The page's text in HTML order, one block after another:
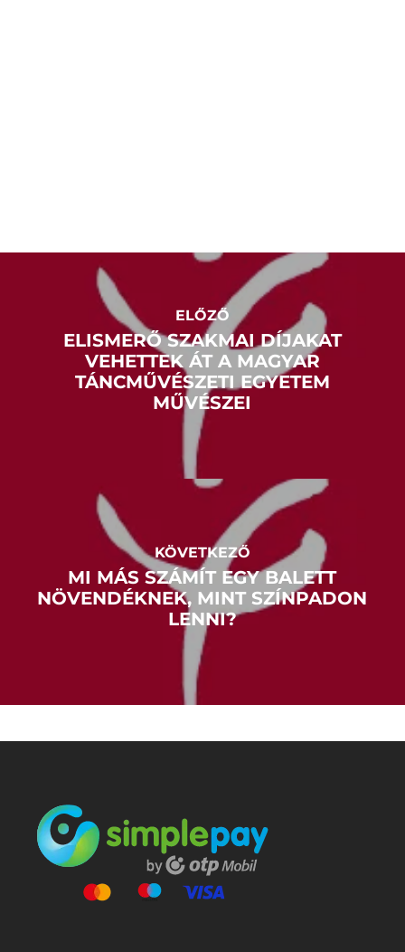
ELŐZŐ
ELISMERŐ SZAKMAI DÍJAKAT
VEHETTEK ÁT A MAGYAR
TÁNCMŰVÉSZETI EGYETEM
MŰVÉSZEI
KÖVETKEZŐ
MI MÁS SZÁMÍT EGY BALETT
NÖVENDÉKNEK, MINT SZÍNPADON
LENNI?